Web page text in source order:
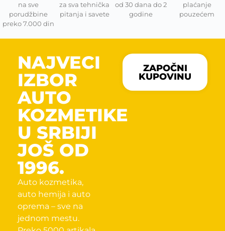
na sve
porudžbine
preko 7.000 din
za sva tehnička
pitanja i savete
od 30 dana do 2
godine
plaćanje
pouzećem
NAJVECI
IZBOR
AUTO
KOZMETIKE
U SRBIJI
JOŠ OD
1996.
Auto kozmetika,
auto hemija i auto
oprema – sve na
jednom mestu.
ZAPOČNI
KUPOVINU